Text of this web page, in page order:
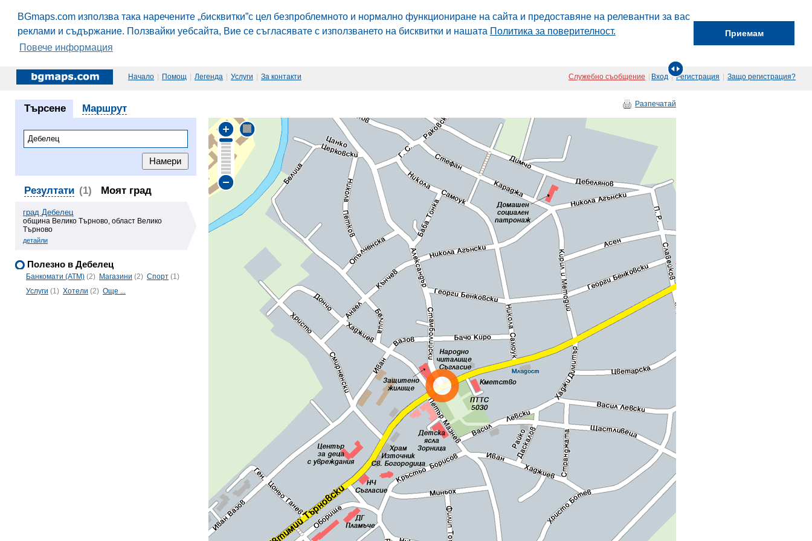
BGmaps.com използва така наречените „бисквитки”с цел безпроблемното и нормално функциониране на сайта и предоставяне на релевантни за вас
реклами и съдържание. Ползвайки уебсайта, Вие се съгласявате с използването на бисквитки и нашата Политика за поверителност.
Повече информация
Приемам
Начало Помощ Легенда Услуги За контакти Служебно съобщение Вход |Регистрация Защо регистрация?
Търсене Маршрут
Резултати (1) Моят град
град Дебелец
община Велико Търново, област Велико
Търново
детайли
Полезно в Дебелец
Банкомати (ATM) (2) Магазини (2) Спорт (1)
Услуги (1) Хотели (2) Още ...
Разпечатай